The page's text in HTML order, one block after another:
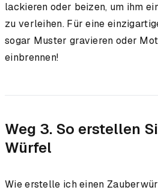
lackieren oder beizen, um ihm
zu verleihen. Für eine
sogar Muster gravieren oder
einbrennen!
Weg 3. So erstellen
Würfel
Wie erstelle ich einen